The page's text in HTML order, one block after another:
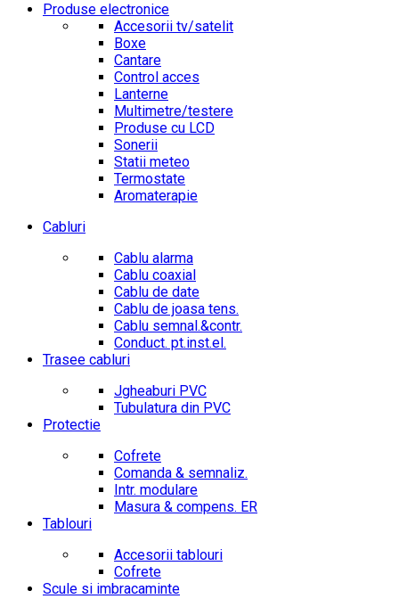
Produse electronice
Accesorii tv/satelit
Boxe
Cantare
Control acces
Lanterne
Multimetre/testere
Produse cu LCD
Sonerii
Statii meteo
Termostate
Aromaterapie
Cabluri
Cablu alarma
Cablu coaxial
Cablu de date
Cablu de joasa tens.
Cablu semnal.&contr.
Conduct. pt.inst.el.
Trasee cabluri
Jgheaburi PVC
Tubulatura din PVC
Protectie
Cofrete
Comanda & semnaliz.
Intr. modulare
Masura & compens. ER
Tablouri
Accesorii tablouri
Cofrete
Scule si imbracaminte